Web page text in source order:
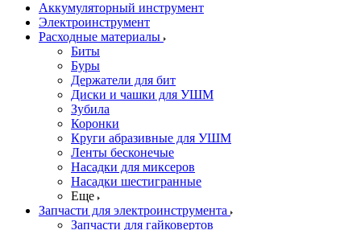
Аккумуляторный инструмент
Электроинструмент
Расходные материалы
Биты
Буры
Держатели для бит
Диски и чашки для УШМ
Зубила
Коронки
Круги абразивные для УШМ
Ленты бесконечые
Насадки для миксеров
Насадки шестигранные
Еще
Запчасти для электроинструмента
Запчасти для гайковертов